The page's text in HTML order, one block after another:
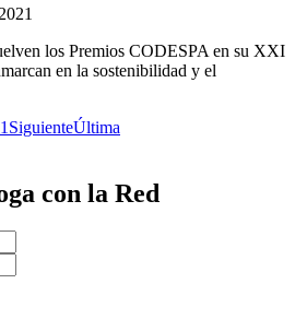
los Premios CODESPA en su XXI
en la sostenibilidad y el
SiguienteÚltima
con la Red